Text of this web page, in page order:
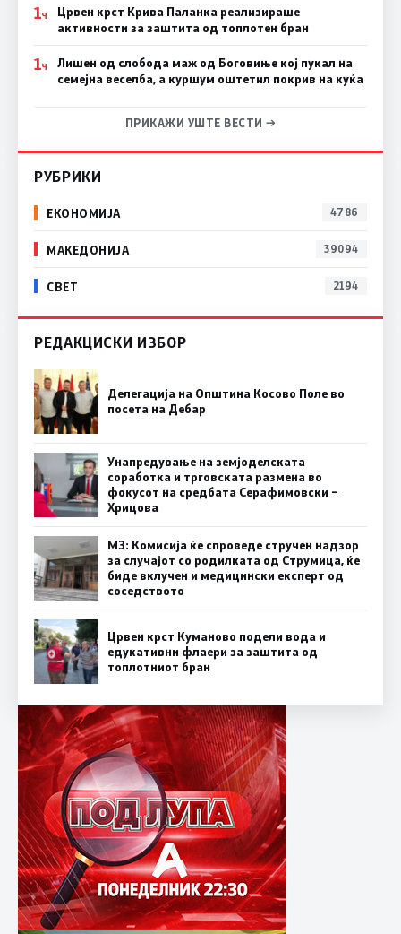
1Ч
Црвен крст Крива Паланка реализираше
активности за заштита од топлотен бран
1Ч
Лишен од слобода маж од Боговиње кој пукал на
семејна веселба, а куршум оштетил покрив на куќа
ПРИКАЖИ УШТЕ ВЕСТИ →
РУБРИКИ
ЕКОНОМИЈА 4786
МАКЕДОНИЈА 39094
СВЕТ 2194
РЕДАКЦИСКИ ИЗБОР
Делегација на Општина Косово Поле во
посета на Дебар
Унапредување на земјоделската
соработка и трговската размена во
фокусот на средбата Серафимовски –
Хрицова
МЗ: Комисија ќе спроведе стручен надзор
за случајот со родилката од Струмица, ќе
биде вклучен и медицински експерт од
соседството
Црвен крст Куманово подели вода и
едукативни флаери за заштита од
топлотниот бран